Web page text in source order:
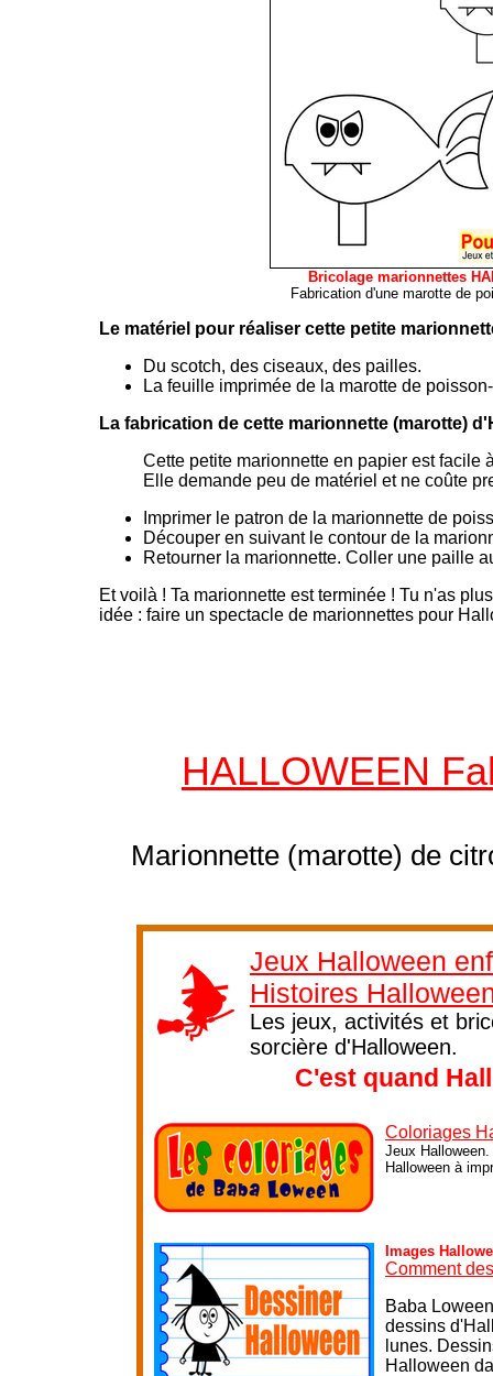
Bricolage marionnettes
Fabrication d'une marotte de
Le matériel pour réaliser cette petite
Du scotch, des ciseaux, des pailles.
La feuille imprimée de la marotte de
La fabrication de cette marionnette (marotte)
Cette petite marionnette en papier est facile
Elle demande peu de matériel et ne coûte
Imprimer le patron de la marionnette de
Découper en suivant le contour de la
Retourner la marionnette. Coller une paille
Et voilà ! Ta marionnette est terminée ! Tu n'as
idée : faire un spectacle de marionnettes pour
HALLOWEEN
Marionnette (marotte) de
Jeux Halloween
Histoires
Les jeux, activités et
sorcière d'Halloween.
C'est quand
Coloriages
Jeux
Halloween à
Images
Comment
Baba
dessins
lunes.
Halloween